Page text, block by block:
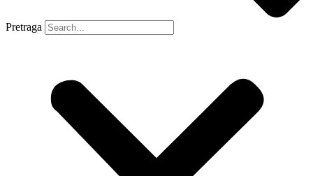
Pretraga